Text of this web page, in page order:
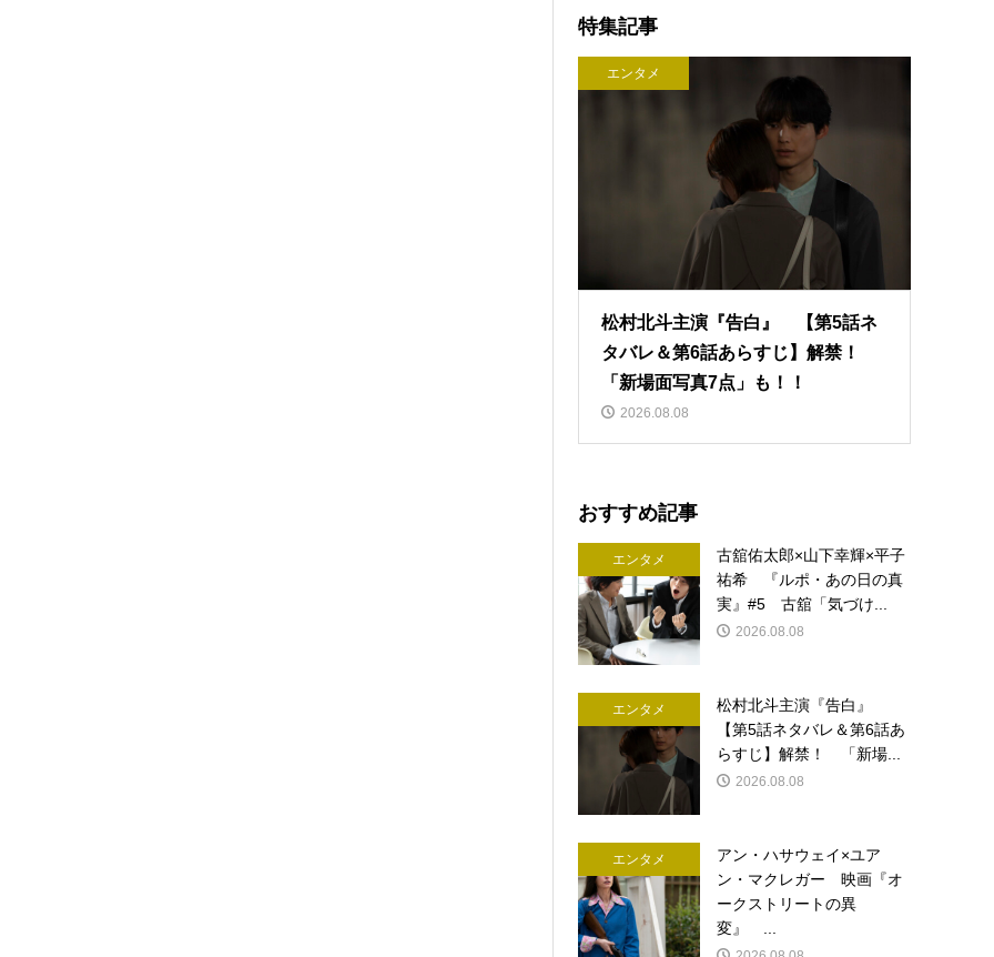
特集記事
エンタメ
松村北斗主演『告白』 【第5話ネ
タバレ＆第6話あらすじ】解禁！
「新場面写真7点」も！！
2026.08.08
おすすめ記事
エンタメ
古舘佑太郎×山下幸輝×平子
祐希 『ルポ・あの日の真
実』#5 古舘「気づけ...
2026.08.08
エンタメ
松村北斗主演『告白』
【第5話ネタバレ＆第6話あ
らすじ】解禁！ 「新場...
2026.08.08
エンタメ
アン・ハサウェイ×ユア
ン・マクレガー 映画『オ
ークストリートの異
変』 ...